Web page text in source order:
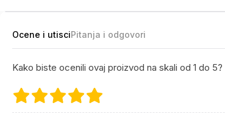
Ocene i utisciPitanja i odgovori
Kako biste ocenili ovaj proizvod na skali od 1 do 5?